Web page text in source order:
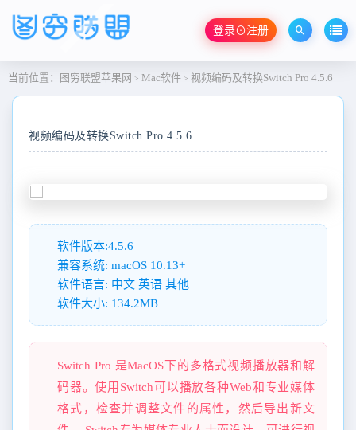
登录⊙注册
当前位置： 图穷联盟苹果网 > Mac软件 > 视频编码及转换Switch Pro 4.5.6
视频编码及转换Switch Pro 4.5.6
软件版本:4.5.6
兼容系统: macOS 10.13+
软件语言: 中文 英语 其他
软件大小: 134.2MB
Switch Pro 是MacOS下的多格式视频播放器和解
码器。使用Switch可以播放各种Web和专业媒体
格式，检查并调整文件的属性，然后导出新文